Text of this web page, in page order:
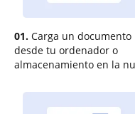
01. Carga un documento
desde tu ordenador o
almacenamiento en la